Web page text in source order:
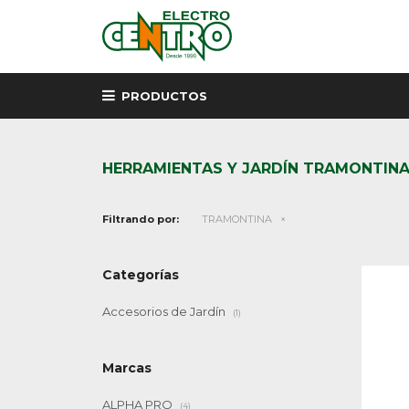
PRODUCTOS
HERRAMIENTAS Y JARDÍN TRAMONTINA
Filtrando por: TRAMONTINA
Categorías
Accesorios de Jardín (1)
Marcas
ALPHA PRO (4)